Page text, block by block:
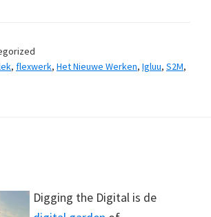
, flexwerk, Het Nieuwe Werken, Igluu, S2M,
Digging the Digital is de